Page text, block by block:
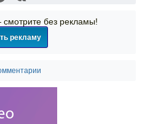
без рекламы!
рекламу